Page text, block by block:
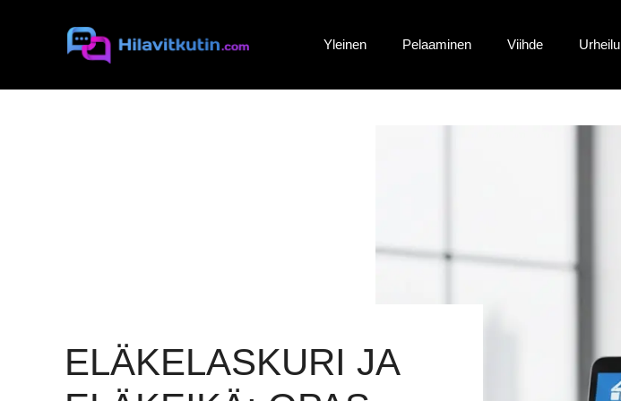
Yleinen Pelaaminen Viihde Urheilu
ELÄKELASKURI JA